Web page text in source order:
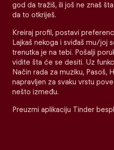
god da tražiš, ili još ne znaš
da to otkriješ.
Kreiraj profil, postavi
Lajkaš nekoga i sviđaš mu/joj
trenutka je na tebi. Pošalji
vidite šta će se desiti. Uz
Način rada za muziku, Pasoš,
napravljen za svaku vrstu
nešto između.
Preuzmi aplikaciju Tinder